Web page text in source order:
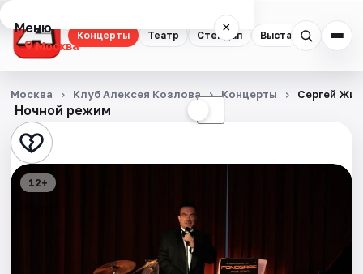
Концерты Театр Стендап Выставки
Меню ×
Москва
Концерты
Театр
Стендап
Ночной режим ☾
Москва Клуб Алексея Козлова Концерты Сергей
12+